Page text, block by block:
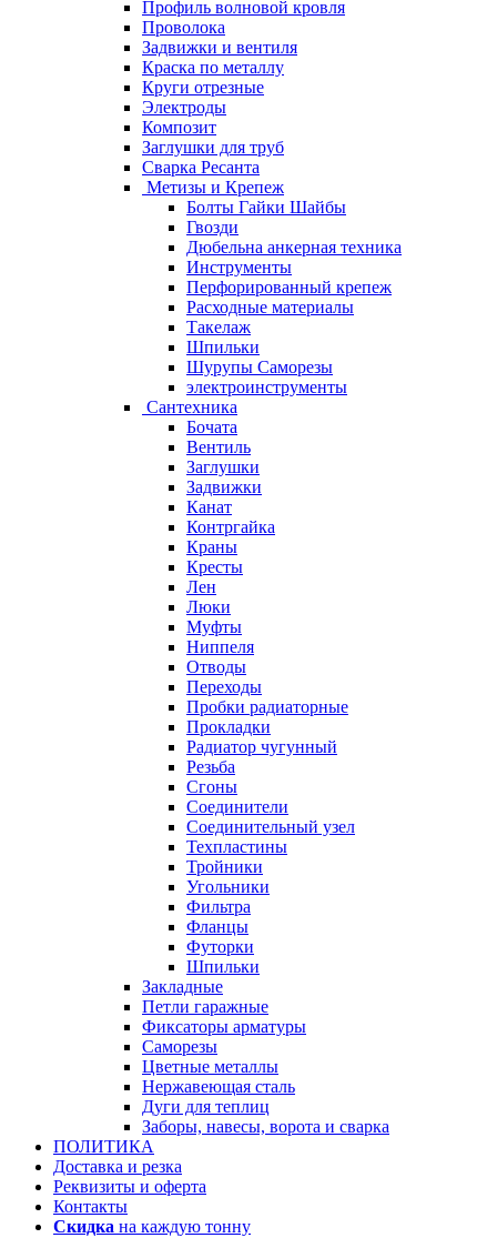
Профиль волновой кровля
Проволока
Задвижки и вентиля
Краска по металлу
Круги отрезные
Электроды
Композит
Заглушки для труб
Сварка Ресанта
Метизы и Крепеж
Болты Гайки Шайбы
Гвозди
Дюбельна анкерная техника
Инструменты
Перфорированный крепеж
Расходные материалы
Такелаж
Шпильки
Шурупы Саморезы
электроинструменты
Сантехника
Бочата
Вентиль
Заглушки
Задвижки
Канат
Контргайка
Краны
Кресты
Лен
Люки
Муфты
Ниппеля
Отводы
Переходы
Пробки радиаторные
Прокладки
Радиатор чугунный
Резьба
Сгоны
Соединители
Соединительный узел
Техпластины
Тройники
Угольники
Фильтра
Фланцы
Футорки
Шпильки
Закладные
Петли гаражные
Фиксаторы арматуры
Саморезы
Цветные металлы
Нержавеющая сталь
Дуги для теплиц
Заборы, навесы, ворота и сварка
ПОЛИТИКА
Доставка и резка
Реквизиты и оферта
Контакты
Скидка на каждую тонну